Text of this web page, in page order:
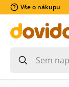
Vše o nákupu